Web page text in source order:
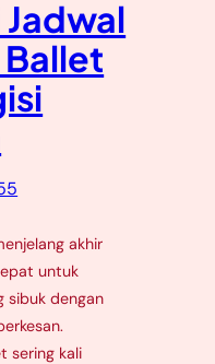
akhir
untuk
sibuk dengan
sering kali